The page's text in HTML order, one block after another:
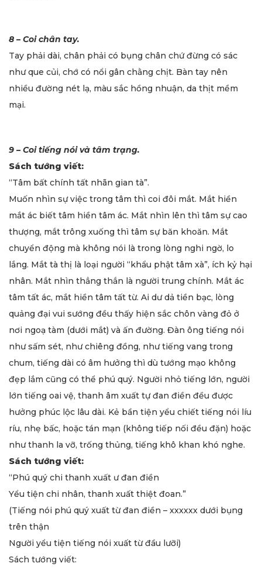
8 – Coi chân tay.
Tay phải dài, chân phải có bụng chân chứ đừng có sác
như que củi, chớ có nổi gân chằng chịt. Bàn tay nên
nhiều đường nét lạ, màu sắc hồng nhuận, da thịt mềm
mại.
9 – Coi tiếng nói và tâm trạng.
Sách tướng viết:
“Tâm bất chính tất nhãn gian tà”.
Muốn nhìn sự việc trong tâm thì coi đôi mắt. Mắt hiền
mắt ác biết tâm hiền tâm ác. Mắt nhìn lên thì tâm sự cao
thượng, mắt trông xuống thì tâm sự băn khoăn. Mắt
chuyển động mà không nói là trong lòng nghi ngờ, lo
lắng. Mắt tà thị là loại người “khẩu phật tâm xà”, ích kỷ hại
nhân. Mắt nhìn thẳng thắn là người trung chính. Mắt ác
tâm tất ác, mắt hiền tâm tất từ. Ai dư dả tiền bạc, lòng
quảng đại vui sướng đều thấy hiện sắc chôn vàng đỏ ở
nơi ngoạ tàm (dưới mắt) và ấn đường. Đàn ông tiếng nói
như sấm sét, như chiêng đồng, như tiếng vang trong
chum, tiếng dài có âm hưởng thì dù tướng mạo không
đẹp lắm cũng có thể phú quý. Người nhỏ tiếng lớn, người
lớn tiếng oai vệ, thanh âm xuất tự đan điền đều được
hưởng phúc lộc lâu dài. Kẻ bần tiện yểu chiết tiếng nói líu
ríu, nhẹ bấc, hoặc tán mạn (không tiếp nối đều đặn) hoặc
như thanh la vỡ, trống thủng, tiếng khô khan khó nghe.
Sách tướng viết:
“Phú quý chi thanh xuất ư đan điền
Yểu tiện chi nhân, thanh xuất thiệt đoan.”
(Tiếng nói phú quý xuất từ đan điền – xxxxxx dưới bụng
trên thận
Người yểu tiện tiếng nói xuất từ đầu lưỡi)
Sách tướng viết: